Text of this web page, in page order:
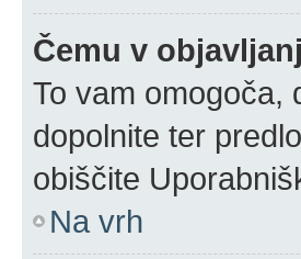
Čemu v
To vam omogoča,
dopolnite ter
obiščite
Na vrh